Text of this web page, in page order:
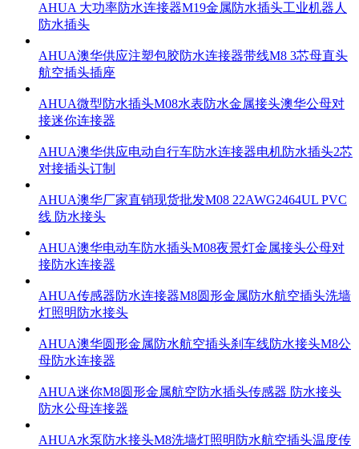
AHUA 大功率防水连接器M19金属防水插头工业机器人
防水插头
AHUA澳华供应注塑包胶防水连接器带线M8 3芯母直头
航空插头插座
AHUA微型防水插头M08水表防水金属接头澳华公母对
接迷你连接器
AHUA澳华供应电动自行车防水连接器电机防水插头2芯
对接插头订制
AHUA澳华厂家直销现货批发M08 22AWG2464UL PVC
线 防水接头
AHUA澳华电动车防水插头M08夜景灯金属接头公母对
接防水连接器
AHUA传感器防水连接器M8圆形金属防水航空插头洗墙
灯照明防水接头
AHUA澳华圆形金属防水航空插头刹车线防水接头M8公
母防水连接器
AHUA迷你M8圆形金属航空防水插头传感器 防水接头
防水公母连接器
AHUA水泵防水接头M8洗墙灯照明防水航空插头温度传